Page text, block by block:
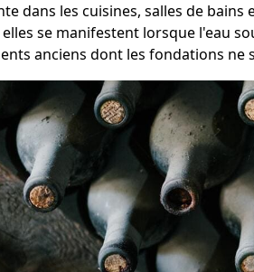
dans les cuisines, salles de
elles se manifestent lorsque l'eau
anciens dont les fondations ne